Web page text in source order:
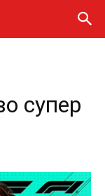
супер